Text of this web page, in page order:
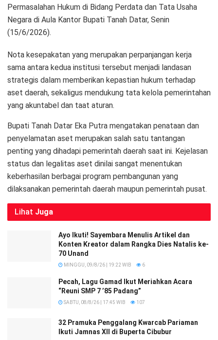
Permasalahan Hukum di Bidang Perdata dan Tata Usaha
Negara di Aula Kantor Bupati Tanah Datar, Senin
(15/6/2026).
Nota kesepakatan yang merupakan perpanjangan kerja
sama antara kedua institusi tersebut menjadi landasan
strategis dalam memberikan kepastian hukum terhadap
aset daerah, sekaligus mendukung tata kelola pemerintahan
yang akuntabel dan taat aturan.
Bupati Tanah Datar Eka Putra mengatakan penataan dan
penyelamatan aset merupakan salah satu tantangan
penting yang dihadapi pemerintah daerah saat ini. Kejelasan
status dan legalitas aset dinilai sangat menentukan
keberhasilan berbagai program pembangunan yang
dilaksanakan pemerintah daerah maupun pemerintah pusat.
Lihat Juga
Ayo Ikuti! Sayembara Menulis Artikel dan
Konten Kreator dalam Rangka Dies Natalis ke-
70 Unand
MINGGU, 09/8/26 | 19:22 WIB 6
Pecah, Lagu Gamad Ikut Meriahkan Acara
“Reuni SMP 7 ’85 Padang”
SABTU, 08/8/26 | 17:45 WIB 107
32 Pramuka Penggalang Kwarcab Pariaman
Ikuti Jamnas XII di Buperta Cibubur